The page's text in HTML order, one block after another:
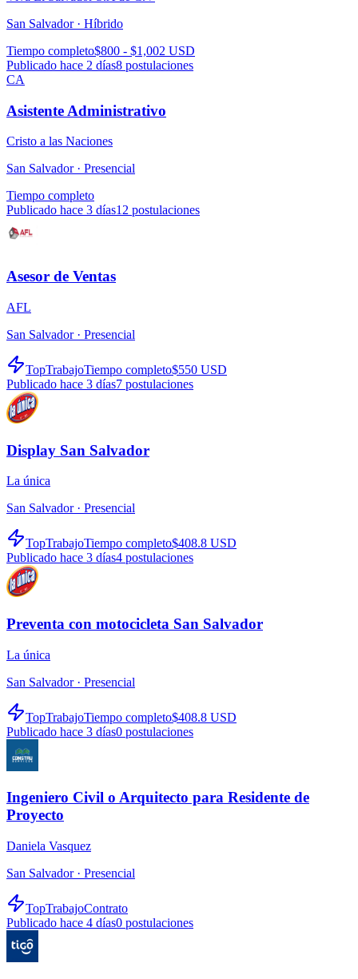
San Salvador · Híbrido
Tiempo completo$800 - $1,002 USD
Publicado hace 2 días8 postulaciones
CA
Asistente Administrativo
Cristo a las Naciones
San Salvador · Presencial
Tiempo completo
Publicado hace 3 días12 postulaciones
Asesor de Ventas
AFL
San Salvador · Presencial
TopTrabajoTiempo completo$550 USD
Publicado hace 3 días7 postulaciones
Display San Salvador
La única
San Salvador · Presencial
TopTrabajoTiempo completo$408.8 USD
Publicado hace 3 días4 postulaciones
Preventa con motocicleta San Salvador
La única
San Salvador · Presencial
TopTrabajoTiempo completo$408.8 USD
Publicado hace 3 días0 postulaciones
Ingeniero Civil o Arquitecto para Residente de
Proyecto
Daniela Vasquez
San Salvador · Presencial
TopTrabajoContrato
Publicado hace 4 días0 postulaciones